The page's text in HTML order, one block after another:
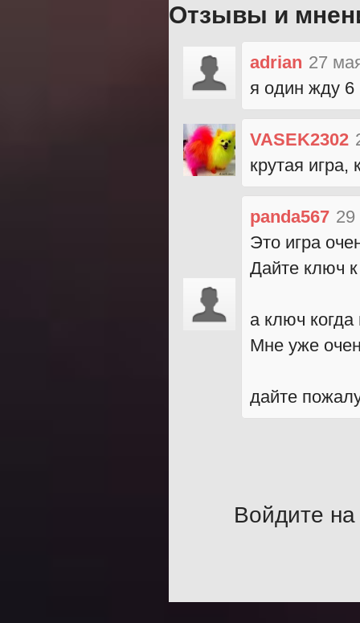
Отзывы и
adrian 27
я один жду 6
VASEK2302
крутая игра,
panda567 29
Это игра
Дайте ключ к
а ключ когда
Мне уже
дайте
Войдите на